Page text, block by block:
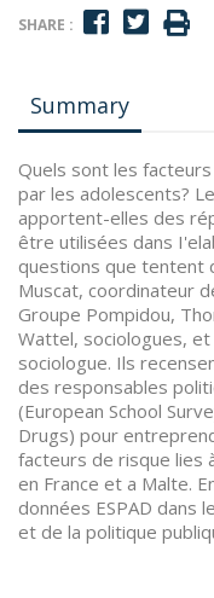
SHARE :
Summary
Quels sont les
par les adolescents?
apportent-elles des
être utilisées dans
questions que tentent
Muscat, coordinateur
Groupe Pompidou,
Wattel, sociologues,
sociologue. Ils
des responsables
(European School
Drugs) pour
facteurs de risque lies
en France et a Malte.
données ESPAD dans
et de la politique